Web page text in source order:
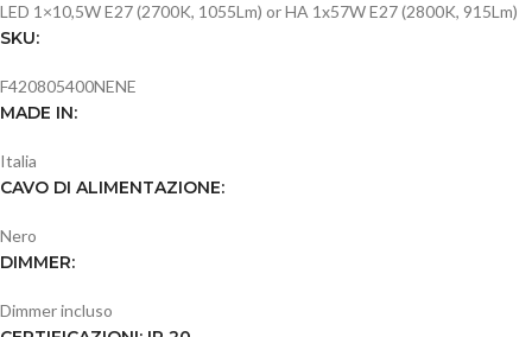
LED 1×10,5W E27 (2700K, 1055Lm) or HA 1x57W E27 (2800K, 915Lm)
SKU:
F420805400NENE
MADE IN:
Italia
CAVO DI ALIMENTAZIONE:
Nero
DIMMER:
Dimmer incluso